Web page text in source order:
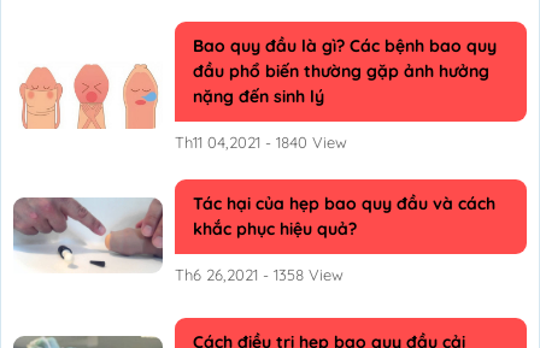
Bao quy đầu là gì? Các bệnh bao quy
đầu phổ biến thường gặp ảnh hưởng
nặng đến sinh lý
Th11 04,2021 - 1840 View
Tác hại của hẹp bao quy đầu và cách
khắc phục hiệu quả?
Th6 26,2021 - 1358 View
Cách điều trị hẹp bao quy đầu cải
Bệnh Phụ Khoa
Bệnh buồng trứng
Bệnh tử cung